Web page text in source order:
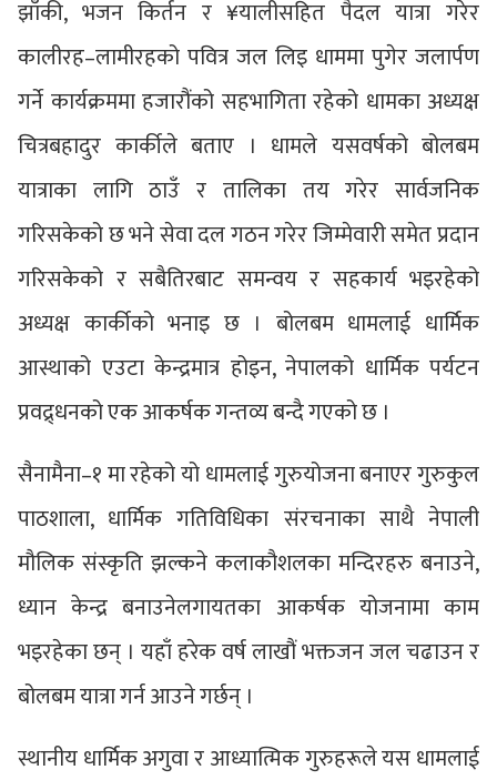
झाँकी, भजन किर्तन र ¥यालीसहित पैदल यात्रा गरेर
कालीरह–लामीरहको पवित्र जल लिइ धाममा पुगेर जलार्पण
गर्ने कार्यक्रममा हजारौंको सहभागिता रहेको धामका अध्यक्ष
चित्रबहादुर कार्कीले बताए । धामले यसवर्षको बोलबम
यात्राका लागि ठाउँ र तालिका तय गरेर सार्वजनिक
गरिसकेको छ भने सेवा दल गठन गरेर जिम्मेवारी समेत प्रदान
गरिसकेको र सबैतिरबाट समन्वय र सहकार्य भइरहेको
अध्यक्ष कार्कीको भनाइ छ । बोलबम धामलाई धार्मिक
आस्थाको एउटा केन्द्रमात्र होइन, नेपालको धार्मिक पर्यटन
प्रवद्र्धनको एक आकर्षक गन्तव्य बन्दै गएको छ ।
सैनामैना–१ मा रहेको यो धामलाई गुरुयोजना बनाएर गुरुकुल
पाठशाला, धार्मिक गतिविधिका संरचनाका साथै नेपाली
मौलिक संस्कृति झल्कने कलाकौशलका मन्दिरहरु बनाउने,
ध्यान केन्द्र बनाउनेलगायतका आकर्षक योजनामा काम
भइरहेका छन् । यहाँ हरेक वर्ष लाखौं भक्तजन जल चढाउन र
बोलबम यात्रा गर्न आउने गर्छन् ।
स्थानीय धार्मिक अगुवा र आध्यात्मिक गुरुहरूले यस धामलाई